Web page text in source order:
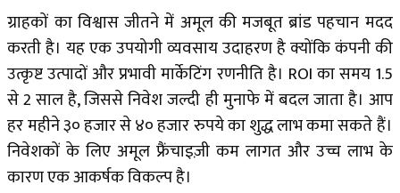
ग्राहकों का विश्वास जीतने में अमूल की मजबूत ब्रांड पहचान मदद
करती है। यह एक उपयोगी व्यवसाय उदाहरण है क्योंकि कंपनी की
उत्कृष्ट उत्पादों और प्रभावी मार्केटिंग रणनीति है। ROI का समय 1.5
से 2 साल है, जिससे निवेश जल्दी ही मुनाफे में बदल जाता है। आप
हर महीने ३० हजार से ४० हजार रुपये का शुद्ध लाभ कमा सकते हैं।
निवेशकों के लिए अमूल फ्रैंचाइज़ी कम लागत और उच्च लाभ के
कारण एक आकर्षक विकल्प है।